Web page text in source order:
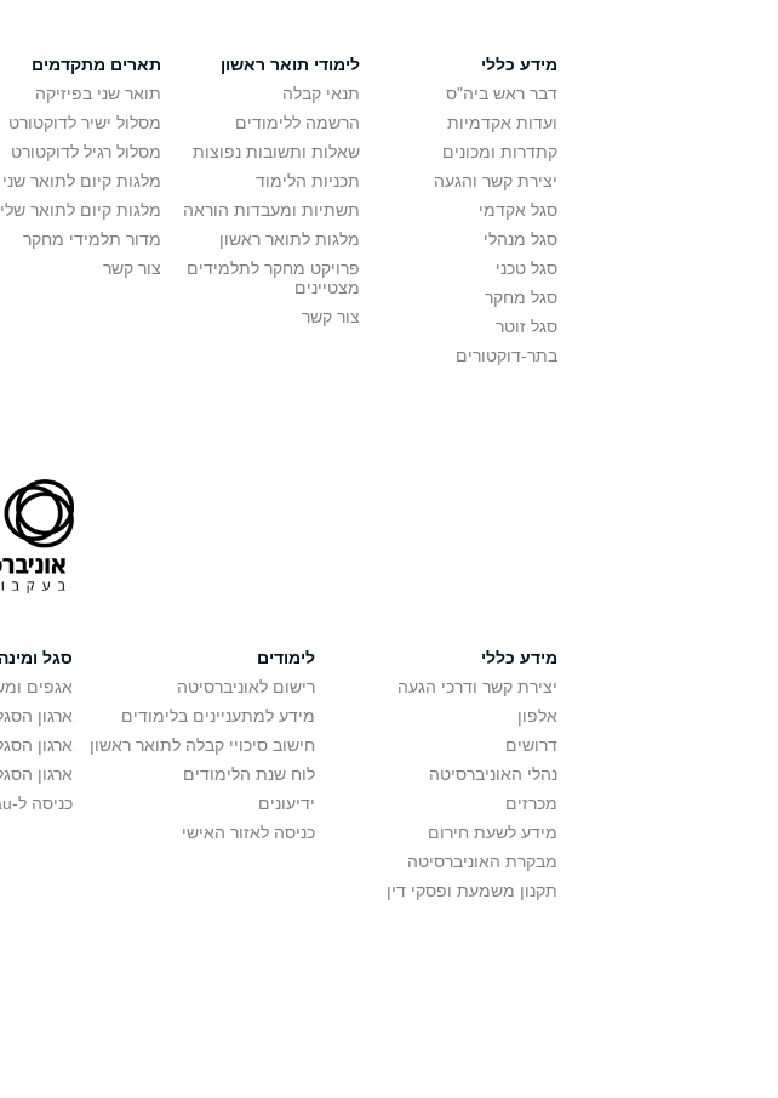
מידע כללי
דבר ראש ביה"ס
ועדות אקדמיות
קתדרות ומכונים
יצירת קשר והגעה
סגל אקדמי
סגל מנהלי
סגל טכני
סגל מחקר
סגל זוטר
בתר-דוקטורים
לימודי תואר ראשון
תנאי קבלה
הרשמה ללימודים
שאלות ותשובות נפוצות
תכניות הלימוד
תשתיות ומעבדות הוראה
מלגות לתואר ראשון
פרויקט מחקר לתלמידים
מצטיינים
צור קשר
תארים מתקדמים
תואר שני בפיזיקה
מסלול ישיר לדוקטורט
מסלול רגיל לדוקטורט
מלגות קיום לתואר שני
מלגות קיום לתואר
מדור תלמידי מחקר
צור קשר
מידע כללי
יצירת קשר ודרכי הגעה
אלפון
דרושים
נהלי האוניברסיטה
מכרזים
מידע לשעת חירום
מבקרת האוניברסיטה
תקנון משמעת ופסקי דין
לימודים
רישום לאוניברסיטה
מידע למתעניינים בלימודים
חישוב סיכויי קבלה לתואר ראשון
לוח שנת הלימודים
ידיעונים
כניסה לאזור האישי
סגל
אגפים
ארגון
ארגון
ארגון
כניסה ל-My Tau